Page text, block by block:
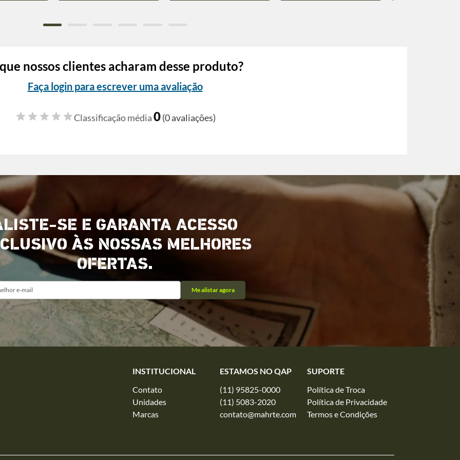
nossos clientes acharam desse produto?
Faça login para escrever uma avaliação
Classificação média0(0 avaliações)
SE E GARANTA ACESSO
ÀS NOSSAS MELHORES
OFERTAS.
Me alistar agora
INSTITUCIONAL
Contato
Unidades
Marcas
ESTAMOS NO QAP
(11) 95825-0000
(11) 5083-2020
contato@mahrte.com
SUPORTE
Política de Troca
Política de Privacidade
Termos e Condições